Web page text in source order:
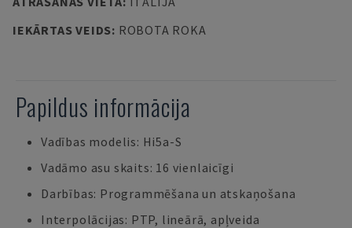
IEKĀRTAS VEIDS: ROBOTA ROKA
Papildus informācija
Vadības modelis: Hi5a-S
Vadāmo asu skaits: 16 vienlaicīgi
Darbības: Programmēšana un atskaņošana
Interpolācijas: PTP, lineārā, apļveida